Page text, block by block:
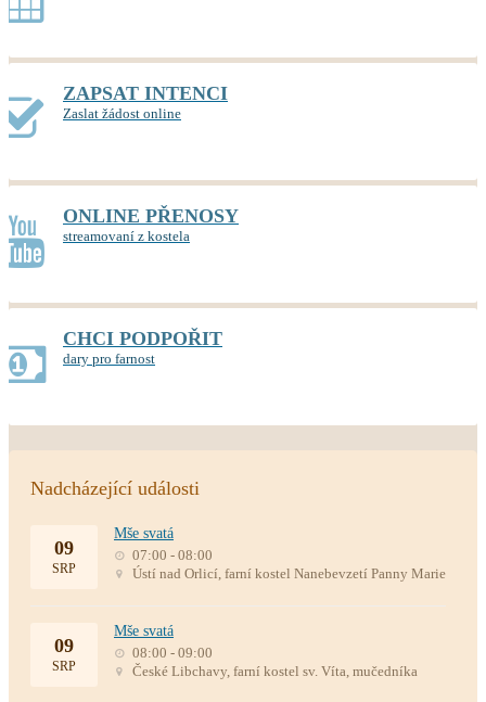
ZAPSAT INTENCI
Zaslat žádost online
ONLINE PŘENOSY
streamovaní z kostela
CHCI PODPOŘIT
dary pro farnost
Nadcházející události
09
SRP
Mše svatá
07:00 - 08:00
Ústí nad Orlicí, farní kostel Nanebevzetí Panny Marie
09
SRP
Mše svatá
08:00 - 09:00
České Libchavy, farní kostel sv. Víta, mučedníka